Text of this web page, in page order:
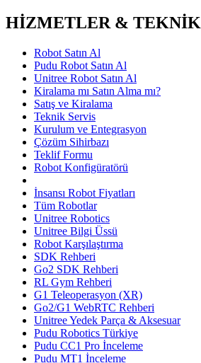
HİZMETLER & TEKNİK
Robot Satın Al
Pudu Robot Satın Al
Unitree Robot Satın Al
Kiralama mı Satın Alma mı?
Satış ve Kiralama
Teknik Servis
Kurulum ve Entegrasyon
Çözüm Sihirbazı
Teklif Formu
Robot Konfigüratörü
İnsansı Robot Fiyatları
Tüm Robotlar
Unitree Robotics
Unitree Bilgi Üssü
Robot Karşılaştırma
SDK Rehberi
Go2 SDK Rehberi
RL Gym Rehberi
G1 Teleoperasyon (XR)
Go2/G1 WebRTC Rehberi
Unitree Yedek Parça & Aksesuar
Pudu Robotics Türkiye
Pudu CC1 Pro İnceleme
Pudu MT1 İnceleme